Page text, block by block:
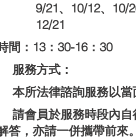
9/21
                  12/21
間：13：30-16：30
四、	服務方式：
(一)	本所法律諮詢服務
答，亦請一併攜帶前來